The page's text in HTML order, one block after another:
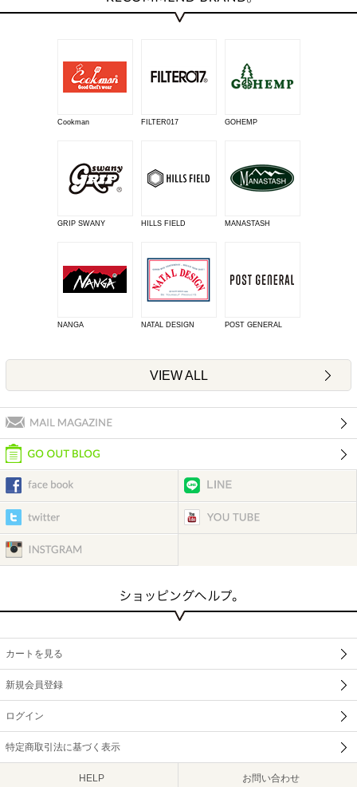
Cookman FILTER017 GOHEMP
GRIP SWANY HILLS FIELD MANASTASH
NANGA NATAL DESIGN POST GENERAL
VIEW ALL
カートを見る
新規会員登録
ログイン
特定商取引法に基づく表示
HELP お問い合わせ